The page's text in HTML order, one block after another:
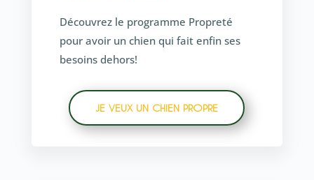
Découvrez le programme Propreté
pour avoir un chien qui fait enfin ses
besoins dehors!
JE VEUX UN CHIEN PROPRE